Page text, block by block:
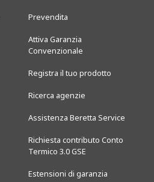
Prevendita
Attiva Garanzia
Convenzionale
Registra il tuo prodotto
Ricerca agenzie
Assistenza Beretta Service
Richiesta contributo Conto
Termico 3.0 GSE
Estensioni di garanzia